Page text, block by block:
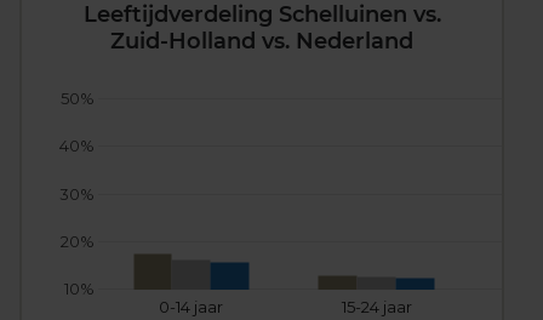
Leeftijdverdeling Schelluinen vs.
Zuid-Holland vs. Nederland
0-14 jaar 15-24 jaar
10%
20%
30%
40%
50%